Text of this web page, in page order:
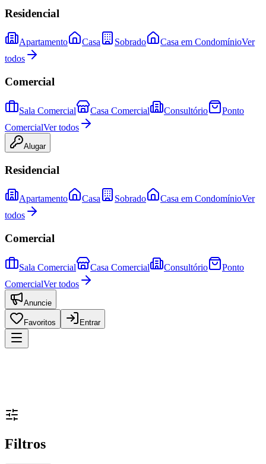
Residencial
Apartamento Casa Sobrado Casa em CondomínioVer
todos
Comercial
Sala Comercial Casa Comercial Consultório
Ponto
ComercialVer todos
Alugar
Residencial
Apartamento Casa Sobrado Casa em CondomínioVer
todos
Comercial
Sala Comercial Casa Comercial Consultório
Ponto
ComercialVer todos
Anuncie
Favoritos Entrar
Filtros